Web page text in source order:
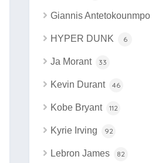
Giannis Antetokounmpo
HYPER DUNK 6
Ja Morant 33
Kevin Durant 46
Kobe Bryant 112
Kyrie Irving 92
Lebron James 82